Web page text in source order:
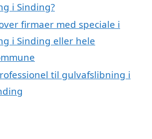
i Sinding?
firmaer med speciale i
i Sinding eller hele
til gulvafslibning i